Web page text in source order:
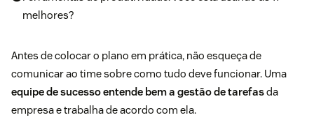
melhores?
Antes de colocar o plano em prática, não esqueça de
comunicar ao time sobre como tudo deve funcionar. Uma
equipe de sucesso entende bem a gestão de tarefasda
empresa e trabalha de acordo com ela.